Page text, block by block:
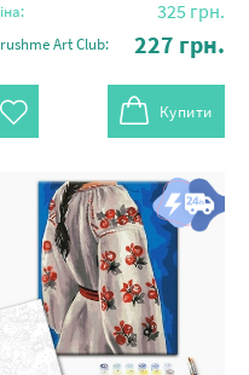
325 грн.
Art Club: 227 грн.
Купити